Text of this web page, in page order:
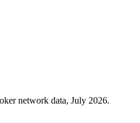
network data, July 2026.